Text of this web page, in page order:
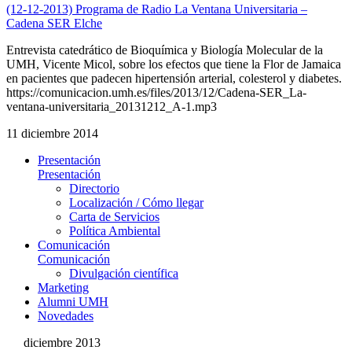
(12-12-2013) Programa de Radio La Ventana Universitaria –
Cadena SER Elche
Entrevista catedrático de Bioquímica y Biología Molecular de la
UMH, Vicente Micol, sobre los efectos que tiene la Flor de Jamaica
en pacientes que padecen hipertensión arterial, colesterol y diabetes.
https://comunicacion.umh.es/files/2013/12/Cadena-SER_La-
ventana-universitaria_20131212_A-1.mp3
11 diciembre 2014
Presentación
Presentación
Directorio
Localización / Cómo llegar
Carta de Servicios
Política Ambiental
Comunicación
Comunicación
Divulgación científica
Marketing
Alumni UMH
Novedades
diciembre 2013